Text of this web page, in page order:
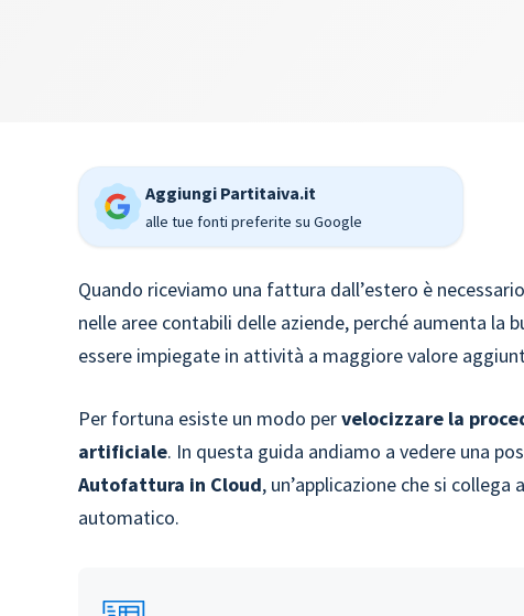
Aggiungi Partitaiva.it
alle tue fonti preferite su Google
Quando riceviamo una fattura dall’estero è necessario
nelle aree contabili delle aziende, perché aumenta la
essere impiegate in attività a maggiore valore
Per fortuna esiste un modo pervelocizzare la
artificiale. In questa guida andiamo a vedere una
Autofattura in Cloud, un’applicazione che si
automatico.